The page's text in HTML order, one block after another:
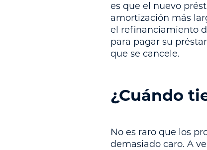
es que el nuevo
amortización más
el refinanciamiento
para pagar su
que se cancele.
¿Cuándo
No es raro que los
demasiado caro. A